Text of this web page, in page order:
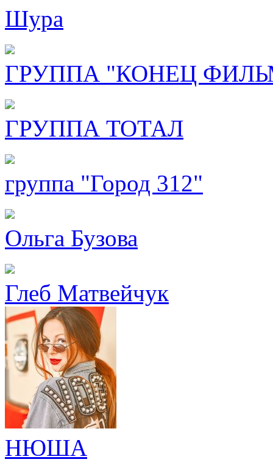
Шура
ГРУППА "КОНЕЦ
ГРУППА ТОТАЛ
группа "Город 312"
Ольга Бузова
Глеб Матвейчук
НЮША